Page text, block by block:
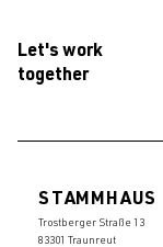
Let's work
together
STAMMHAUS
Trostberger Straße 13
83301 Traunreut